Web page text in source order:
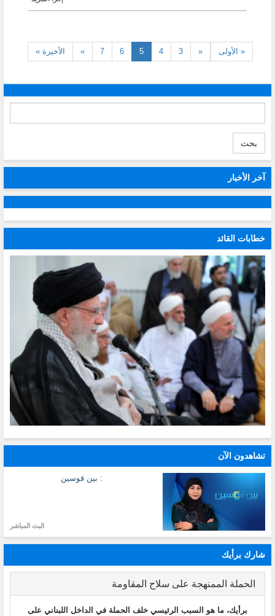
« الأولى «
3
4
5
(current)
6
7
» الأخيرة »
بحث
آخر الأخبار
خطابات القائد
تشاهدون الآن
: بين قوسين
البث المباشر
شارك برأيك
الحملة الممنهجة على سلاح المقاومة
برأيك، ما هو السبب الرئيسي خلف الحملة في الداخل اللبناني على